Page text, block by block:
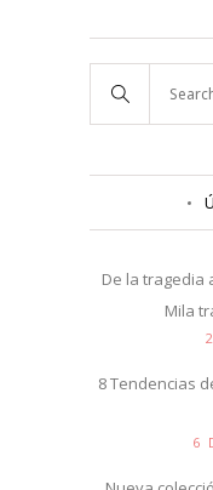
De la tragedia
Mila
8 Tendencias
6